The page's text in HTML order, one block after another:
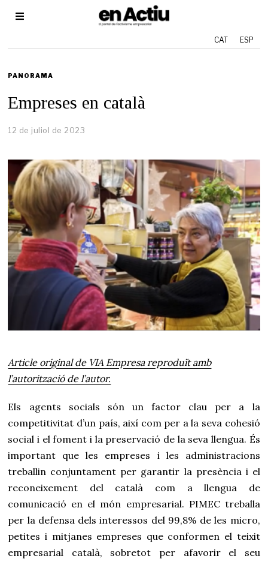
CAT ESP
PANORAMA
Empreses en català
12 de juliol de 2023
Article original de VIA Empresa reproduït amb
l’autorització de l’autor.
Els agents socials són un factor clau per a la
competitivitat d’un país, així com per a la seva cohesió
social i el foment i la preservació de la seva llengua. És
important que les empreses i les administracions
treballin conjuntament per garantir la presència i el
reconeixement del català com a llengua de
comunicació en el món empresarial. PIMEC treballa
per la defensa dels interessos del 99,8% de les micro,
petites i mitjanes empreses que conformen el teixit
empresarial català, sobretot per afavorir el seu